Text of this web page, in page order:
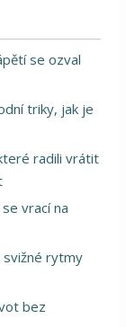
se ozval
triky, jak je
radili vrátit
vrací na
svižné rytmy
bez